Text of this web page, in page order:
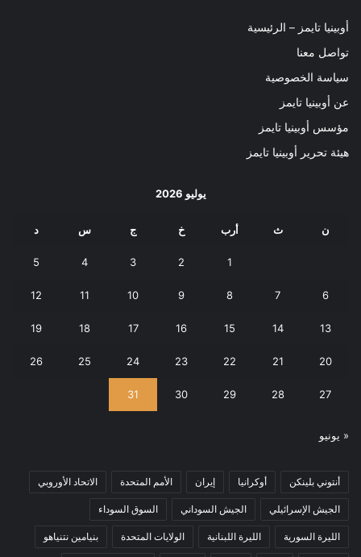
أوبينيا تايمز – الرئيسية
تواصل معنا
سياسة الخصوصية
عن أوبينيا تايمز
مؤسس أوبينيا تايمز
هيئة تحرير أوبينيا تايمز
يوليو 2026
ن ث أرب خ ج س د
1
2
3
4
5
6
7
8
9
10
11
12
13
14
15
16
17
18
19
20
21
22
23
24
25
26
27
28
29
30
31
« يونيو
أنتوني بلينكن أوكرانيا إيران الأمم المتحدة الاتحاد الأوروبي
الجيش الإسرائيلي الجيش السوداني السوق السوداء
الليرة السورية الليرة اللبنانية الولايات المتحدة بنيامين نتنياهو